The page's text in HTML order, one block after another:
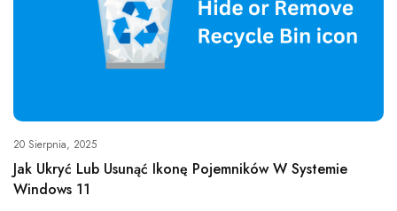
20 Sierpnia, 2025
Jak Ukryć Lub Usunąć Ikonę Pojemników W Systemie
Windows 11